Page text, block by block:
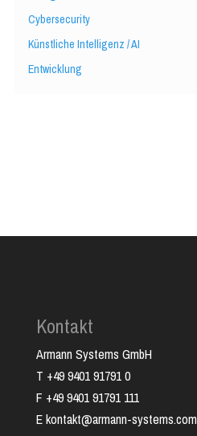
Cybersecurity
Künstliche Intelligenz / AI
Entwicklung
Kontakt
Armann Systems GmbH
T +49 9401 91791 0
F +49 9401 91791 111
E kontakt@armann-systems.com